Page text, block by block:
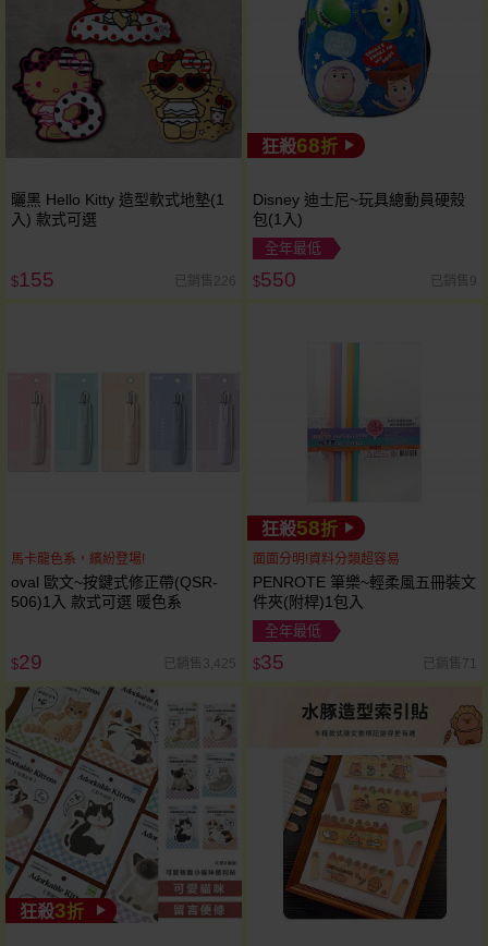
曬黑 Hello Kitty 造型軟式地墊(1
入) 款式可選
$155 已銷售226
狂殺68折
Disney 迪士尼~玩具總動員硬殼
包(1入)
全年最低
$550 已銷售9
馬卡龍色系，繽紛登場!
oval 歐文~按鍵式修正帶(QSR-
506)1入 款式可選 暖色系
$29 已銷售3,425
狂殺58折
面面分明!資料分類超容易
PENROTE 筆樂~輕柔風五冊裝文
件夾(附桿)1包入
全年最低
$35 已銷售71
狂殺3折